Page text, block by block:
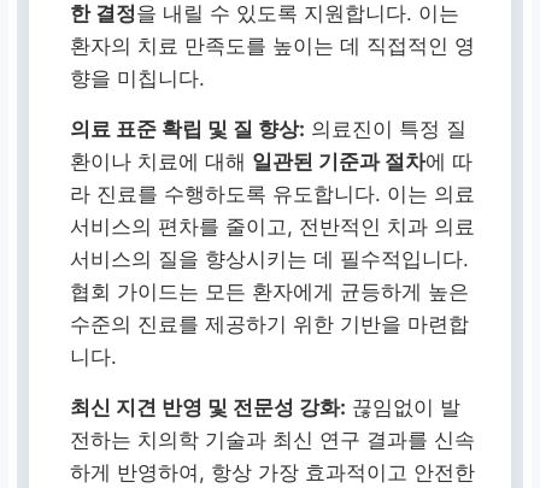
한 결정을 내릴 수 있도록 지원합니다. 이는
환자의 치료 만족도를 높이는 데 직접적인 영
향을 미칩니다.
의료 표준 확립 및 질 향상: 의료진이 특정 질
환이나 치료에 대해 일관된 기준과 절차에 따
라 진료를 수행하도록 유도합니다. 이는 의료
서비스의 편차를 줄이고, 전반적인 치과 의료
서비스의 질을 향상시키는 데 필수적입니다.
협회 가이드는 모든 환자에게 균등하게 높은
수준의 진료를 제공하기 위한 기반을 마련합
니다.
최신 지견 반영 및 전문성 강화: 끊임없이 발
전하는 치의학 기술과 최신 연구 결과를 신속
하게 반영하여, 항상 가장 효과적이고 안전한